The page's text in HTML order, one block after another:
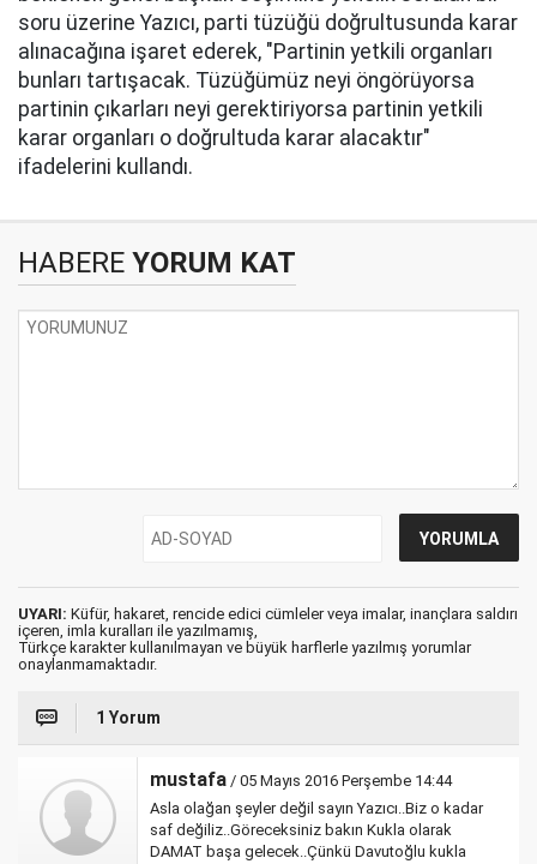
soru üzerine Yazıcı, parti tüzüğü doğrultusunda karar
alınacağına işaret ederek, "Partinin yetkili organları
bunları tartışacak. Tüzüğümüz neyi öngörüyorsa
partinin çıkarları neyi gerektiriyorsa partinin yetkili
karar organları o doğrultuda karar alacaktır"
ifadelerini kullandı.
HABERE YORUM KAT
UYARI: Küfür, hakaret, rencide edici cümleler veya imalar, inançlara saldırı
içeren, imla kuralları ile yazılmamış,
Türkçe karakter kullanılmayan ve büyük harflerle yazılmış yorumlar
onaylanmamaktadır.
1 Yorum
mustafa / 05 Mayıs 2016 Perşembe 14:44
Asla olağan şeyler değil sayın Yazıcı..Biz o kadar
saf değiliz..Göreceksiniz bakın Kukla olarak
DAMAT başa gelecek..Çünkü Davutoğlu kukla